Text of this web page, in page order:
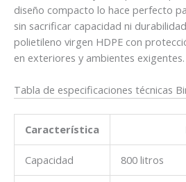
diseño compacto lo hace perfecto
sin sacrificar capacidad ni
polietileno virgen HDPE con
en exteriores y ambientes exigentes.
Tabla de especificaciones técnicas
Característica
Capacidad 800 litros